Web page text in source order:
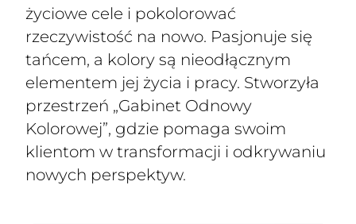
życiowe cele i pokolorować
rzeczywistość na nowo. Pasjonuje się
tańcem, a kolory są nieodłącznym
elementem jej życia i pracy. Stworzyła
przestrzeń „Gabinet Odnowy
Kolorowej”, gdzie pomaga swoim
klientom w transformacji i odkrywaniu
nowych perspektyw.